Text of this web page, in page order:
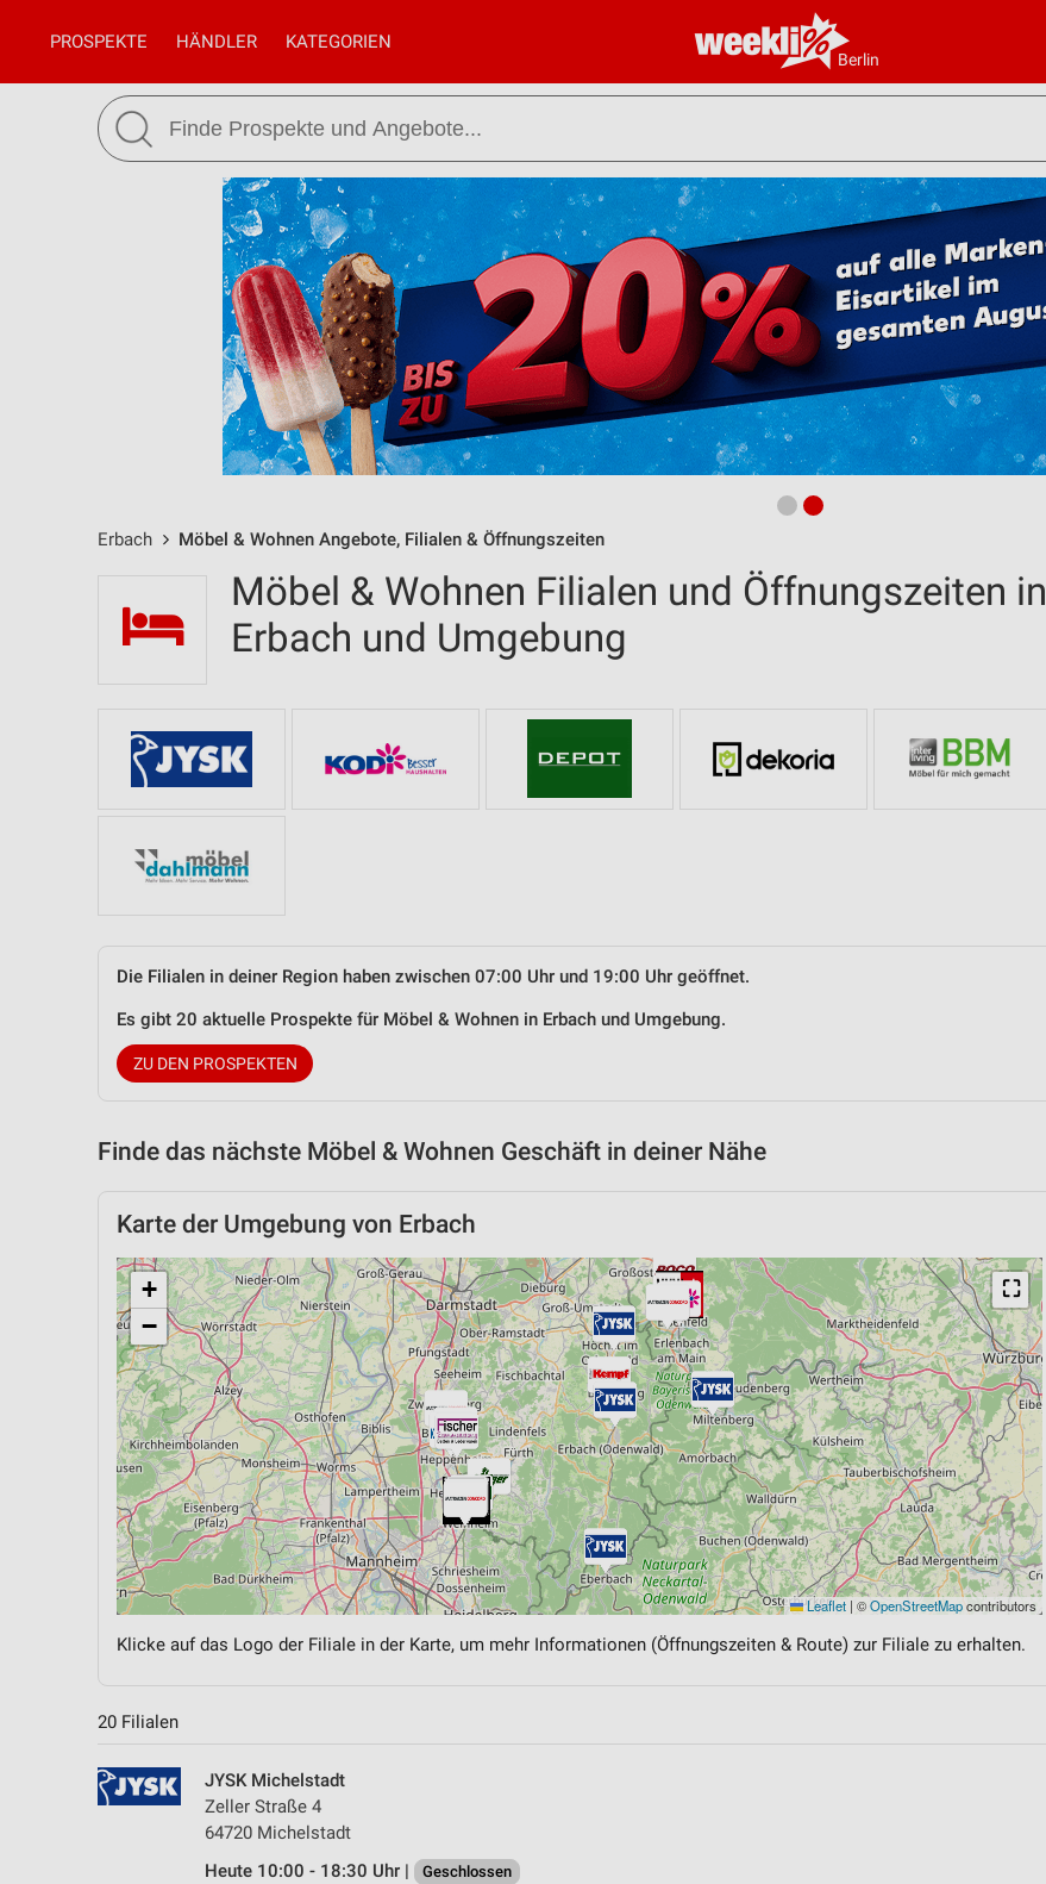
Berlin
PROSPEKTE HÄNDLER KATEGORIEN
Erbach Möbel & Wohnen Angebote, Filialen & Öffnungszeiten
Möbel & Wohnen Filialen und Öffnungszeiten in
Erbach und Umgebung
Die Filialen in deiner Region haben zwischen 07:00 Uhr und 19:00 Uhr geöffnet.
Es gibt 20 aktuelle Prospekte für Möbel & Wohnen in Erbach und Umgebung.
ZU DEN PROSPEKTEN
Finde das nächste Möbel & Wohnen Geschäft in deiner Nähe
Karte der Umgebung von Erbach
⛶
+
−
Leaflet | ©OpenStreetMapcontributors
Klicke auf das Logo der Filiale in der Karte, um mehr Informationen (Öffnungszeiten & Route) zur Filiale zu erhalten.
20 Filialen
JYSK Michelstadt
Zeller Straße 4
64720 Michelstadt
Heute 10:00 - 18:30 Uhr |
Geschlossen